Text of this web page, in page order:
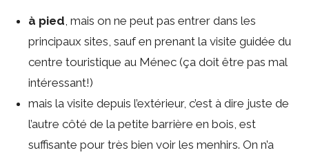
à pied , mais on ne peut pas entrer dans les
principaux sites, sauf en prenant la visite guidée du
centre touristique au Ménec (ça doit être pas mal
intéressant!)
mais la visite depuis l’extérieur, c’est à dire juste de
l’autre côté de la petite barrière en bois, est
suffisante pour très bien voir les menhirs. On n’a